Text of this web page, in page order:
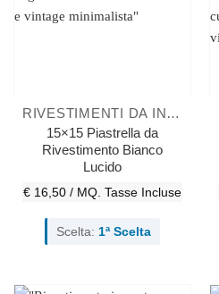
RIVESTIMENTI DA INTERNO
15×15 Piastrella da
Rivestimento Bianco
Lucido
€ 16,50 / MQ. Tasse Incluse
Scelta: 1ª Scelta